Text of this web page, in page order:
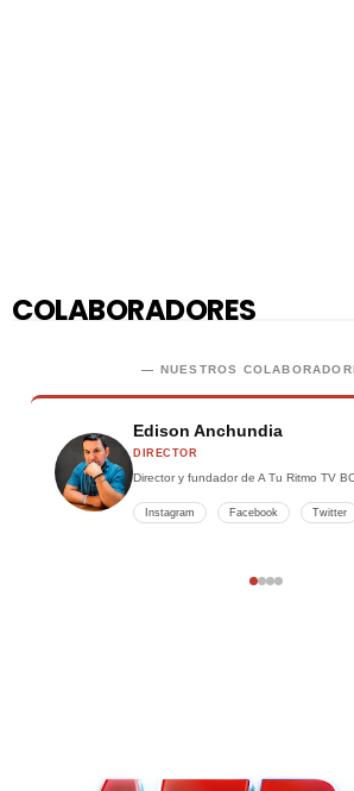
COLABORADORES
— NUESTROS
Carlos Perdomo
REDACTOR
Periodista musical y redactor de